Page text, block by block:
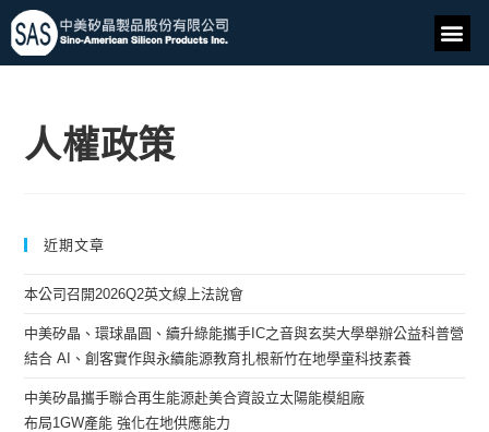
人權政策
近期文章
本公司召開2026Q2英文線上法說會
中美矽晶、環球晶圓、續升綠能攜手IC之音與玄奘大學舉辦公益科普營
結合 AI、創客實作與永續能源教育扎根新竹在地學童科技素養
中美矽晶攜手聯合再生能源赴美合資設立太陽能模組廠
布局1GW產能 強化在地供應能力